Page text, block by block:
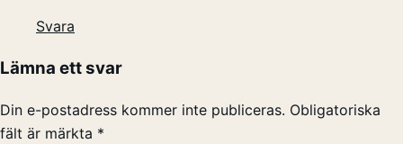
Svara
Lämna ett svar
Din e-postadress kommer inte publiceras. Obligatoriska
fält är märkta *